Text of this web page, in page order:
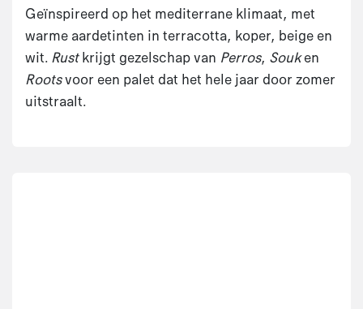
Geïnspireerd op het mediterrane klimaat, met
warme aardetinten in terracotta, koper, beige en
wit. Rustkrijgt gezelschap van Perros, Souken
Rootsvoor een palet dat het hele jaar door zomer
uitstraalt.